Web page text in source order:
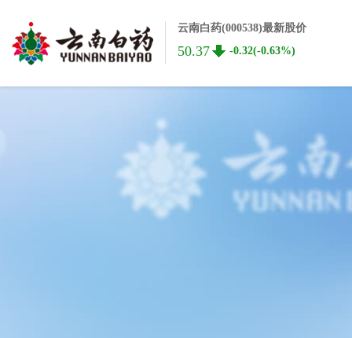
云南白药(000538)最新股价
50.37 -0.32(-0.63%)